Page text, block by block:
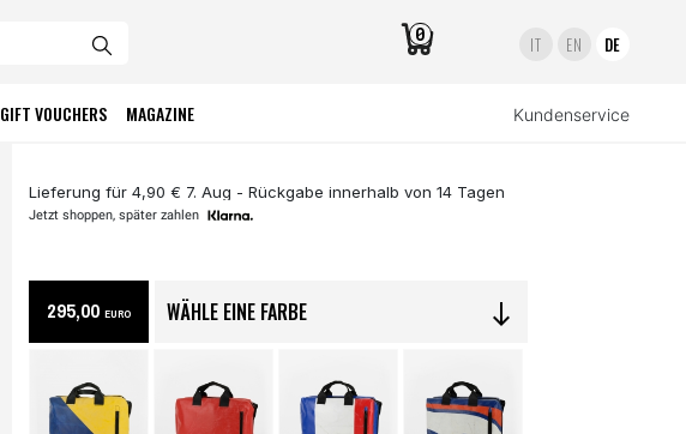
0 IT EN DE
GIFT VOUCHERS MAGAZINE Kundenservice
Lieferung für 4,90 € 7. Aug - Rückgabe innerhalb von 14 Tagen
Jetzt shoppen, später zahlen
295,00 EURO WÄHLE EINE FARBE south